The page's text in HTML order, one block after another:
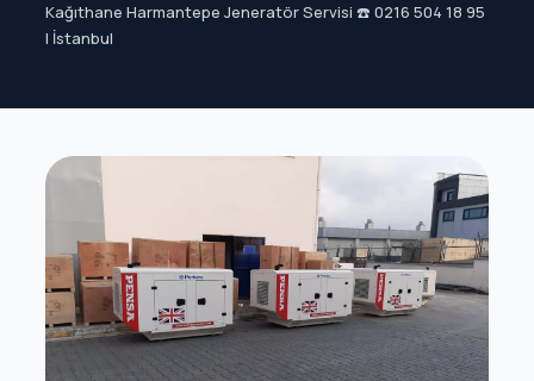
Kağıthane Harmantepe Jeneratör Servisi ☎️ 0216 504 18 95
| İstanbul